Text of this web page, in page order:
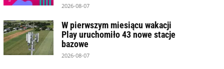
2026-08-07
W pierwszym miesiącu wakacji
Play uruchomiło 43 nowe stacje
bazowe
2026-08-07